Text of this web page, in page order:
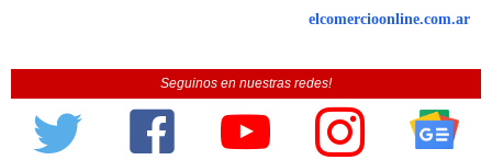
elcomercioonline.com.ar
Seguinos en nuestras redes!